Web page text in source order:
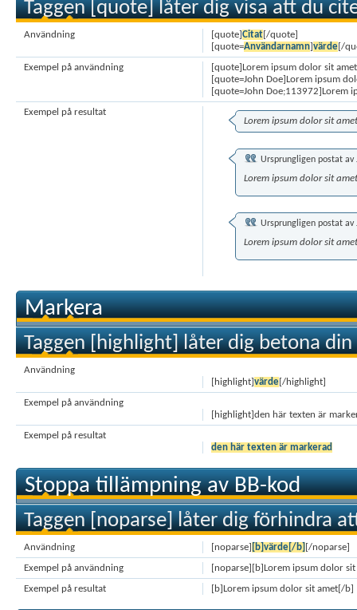
Taggen [quote] låter dig visa att du
[quote]Citat[/quote]
[quote=Användarnamn]värde[/
Användning
[quote]Lorem ipsum dolor sit
[quote=John Doe]Lorem ipsum
[quote=John Doe;113972]Lorem
Exempel på användning
Lorem ipsum dolor sit amet
Ursprungligen postat av
Lorem ipsum dolor sit amet
Ursprungligen postat av
Lorem ipsum dolor sit amet
Exempel på resultat
Markera
Taggen [highlight] låter dig betona
Användning
[highlight]värde[/highlight]
Exempel på användning
[highlight]den här texten är
Exempel på resultat
den här texten är markerad
Stoppa tillämpning av BB-kod
Taggen [noparse] låter dig förhindra
[noparse] [b]värde[/b] [/noparse]
Användning
[noparse][b]Lorem ipsum dolor
Exempel på användning
[b]Lorem ipsum dolor sit amet[/b]
Exempel på resultat